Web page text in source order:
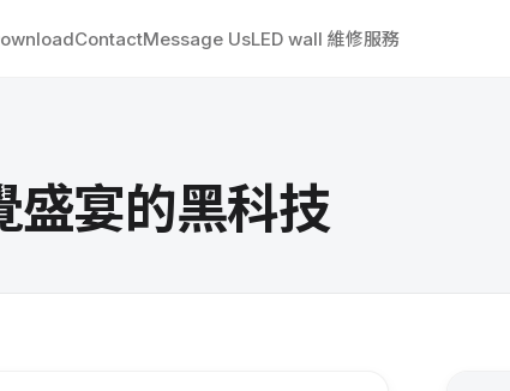
ContactMessage UsLED wall 維修服務
盛宴的黑科技